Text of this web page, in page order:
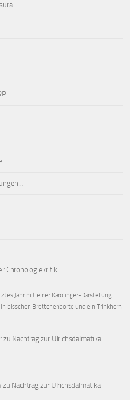
Chronologiekritik
Jahr mit einer Karolinger-Darstellung
bisschen Brettchenborte und ein Trinkhorn
zu Nachtrag zur Ulrichsdalmatika
zu Nachtrag zur Ulrichsdalmatika